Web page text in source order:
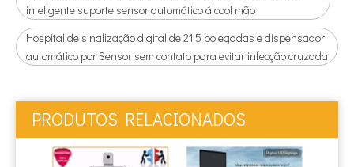
inteligente suporte sensor automático álcool mão
Hospital de sinalização digital de 21,5 polegadas e dispensador
automático por Sensor sem contato para evitar infecção cruzada
PRODUTOS RELACIONADOS